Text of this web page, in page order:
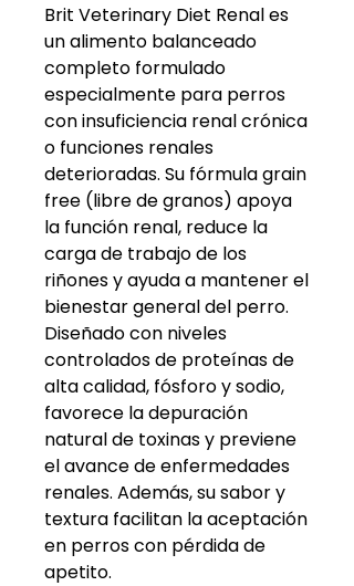
Brit Veterinary Diet Renal es
un alimento balanceado
completo formulado
especialmente para perros
con insuficiencia renal crónica
o funciones renales
deterioradas. Su fórmula grain
free (libre de granos) apoya
la función renal, reduce la
carga de trabajo de los
riñones y ayuda a mantener el
bienestar general del perro.
Diseñado con niveles
controlados de proteínas de
alta calidad, fósforo y sodio,
favorece la depuración
natural de toxinas y previene
el avance de enfermedades
renales. Además, su sabor y
textura facilitan la aceptación
en perros con pérdida de
apetito.